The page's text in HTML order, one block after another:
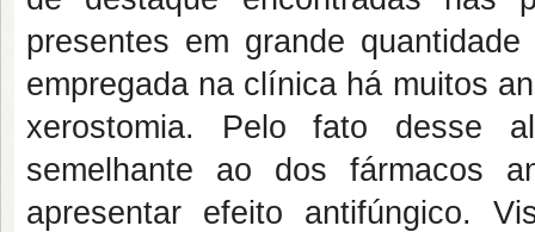
presentes em grande
empregada na clínica há muitos
xerostomia. Pelo fato desse
semelhante ao dos fármacos
apresentar efeito antifúngico.